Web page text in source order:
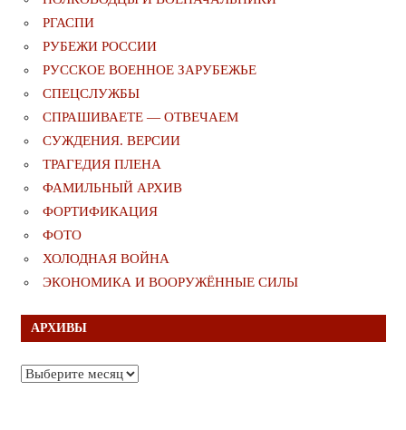
РГАСПИ
РУБЕЖИ РОССИИ
РУССКОЕ ВОЕННОЕ ЗАРУБЕЖЬЕ
СПЕЦСЛУЖБЫ
СПРАШИВАЕТЕ — ОТВЕЧАЕМ
СУЖДЕНИЯ. ВЕРСИИ
ТРАГЕДИЯ ПЛЕНА
ФАМИЛЬНЫЙ АРХИВ
ФОРТИФИКАЦИЯ
ФОТО
ХОЛОДНАЯ ВОЙНА
ЭКОНОМИКА И ВООРУЖЁННЫЕ СИЛЫ
АРХИВЫ
Архивы